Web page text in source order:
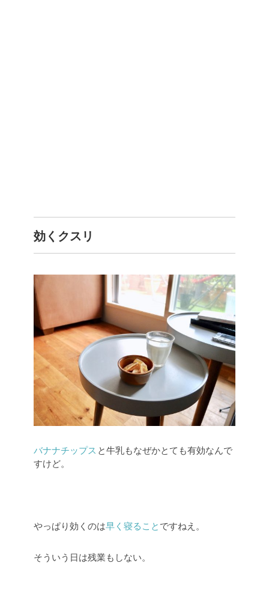
効くクスリ
バナナチップス と牛乳もなぜかとても有効なんで
すけど。
やっぱり効くのは早く寝ること ですねえ。
そういう日は残業もしない。